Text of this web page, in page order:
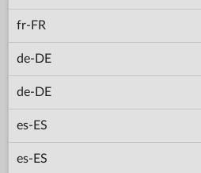
fr-FR
de-DE
de-DE
es-ES
es-ES